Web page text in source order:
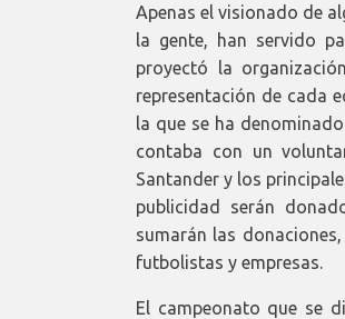
Apenas el visionado de
la gente, han servido
proyectó la
representación de cada
la que se ha
contaba con un
Santander y los
publicidad serán
sumarán las
futbolistas y empresas.
El campeonato que se